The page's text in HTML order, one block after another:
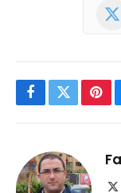
Facebook
Twitter